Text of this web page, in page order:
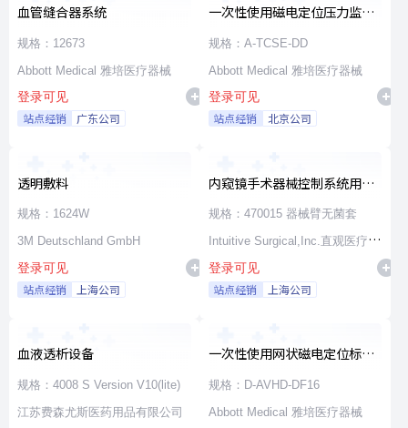
血管缝合器系统
规格：12673
Abbott Medical 雅培医疗器械
登录可见
站点经销 广东公司
一次性使用磁电定位压力监测
消融导管
规格：A-TCSE-DD
Abbott Medical 雅培医疗器械
登录可见
站点经销 北京公司
透明敷料
规格：1624W
3M Deutschland GmbH
登录可见
站点经销 上海公司
内窥镜手术器械控制系统用无
源器械和附件
规格：470015 器械臂无菌套
Intuitive Surgical,Inc.直观医疗公
司
登录可见
站点经销 上海公司
血液透析设备
规格：4008 S Version V10(lite)
江苏费森尤斯医药用品有限公司
一次性使用网状磁电定位标测
导管
规格：D-AVHD-DF16
Abbott Medical 雅培医疗器械